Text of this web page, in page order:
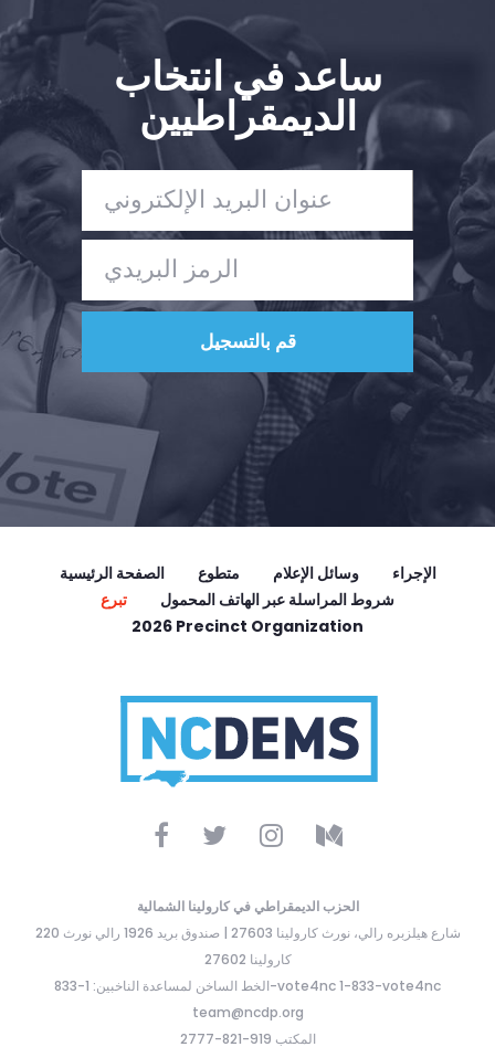
الصفحة الرئيسية
Shop
Take Back the Courts
العمل معنا
الصحافة
حفلتك
الإجراء
Vote
تبرع
ساعد في انتخاب
الديمقراطيين
الصفحة الرئيسية متطوع وسائل الإعلام
الإجراء
تبرع
شروط المراسلة عبر الهاتف المحمول
2026 Precinct Organization
الحزب الديمقراطي في كارولينا الشمالية
220 شارع هيلزبره رالي، نورث كارولينا 27603 | صندوق بريد 1926 رالي نورث
كارولينا 27602
الخط الساخن لمساعدة الناخبين: 1-833-vote4nc 1-833-vote4nc
team@ncdp.org
المكتب 919-821-2777